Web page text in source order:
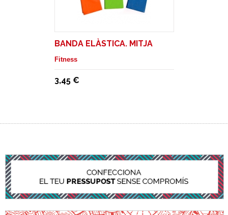
BANDA ELÀSTICA. MITJA
Fitness
3,45 €